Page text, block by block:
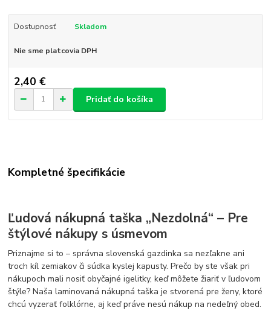
Dostupnosť Skladom
Nie sme platcovia DPH
2,40 €
Pridať do košíka
Kompletné špecifikácie
Ľudová nákupná taška „Nezdolná“ – Pre
štýlové nákupy s úsmevom
Priznajme si to – správna slovenská gazdinka sa nezľakne ani
troch kíl zemiakov či súdka kyslej kapusty. Prečo by ste však pri
nákupoch mali nosiť obyčajné igelitky, keď môžete žiariť v ľudovom
štýle? Naša laminovaná nákupná taška je stvorená pre ženy, ktoré
chcú vyzerať folklórne, aj keď práve nesú nákup na nedeľný obed.